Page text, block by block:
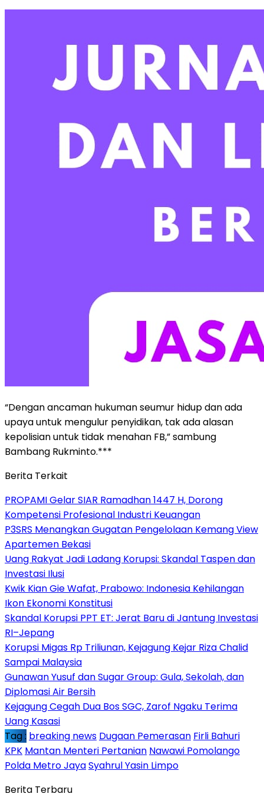
“Dengan ancaman hukuman seumur hidup dan ada
upaya untuk mengulur penyidikan, tak ada alasan
kepolisian untuk tidak menahan FB,” sambung
Bambang Rukminto.***
Berita Terkait
PROPAMI Gelar SIAR Ramadhan 1447 H, Dorong
Kompetensi Profesional Industri Keuangan
P3SRS Menangkan Gugatan Pengelolaan Kemang View
Apartemen Bekasi
Uang Rakyat Jadi Ladang Korupsi: Skandal Taspen dan
Investasi Ilusi
Kwik Kian Gie Wafat, Prabowo: Indonesia Kehilangan
Ikon Ekonomi Konstitusi
Skandal Korupsi PPT ET: Jerat Baru di Jantung Investasi
RI–Jepang
Korupsi Migas Rp Triliunan, Kejagung Kejar Riza Chalid
Sampai Malaysia
Gunawan Yusuf dan Sugar Group: Gula, Sekolah, dan
Diplomasi Air Bersih
Kejagung Cegah Dua Bos SGC, Zarof Ngaku Terima
Uang Kasasi
Tag : breaking news Dugaan Pemerasan Firli Bahuri
KPK Mantan Menteri Pertanian Nawawi Pomolango
Polda Metro JayaSyahrul Yasin Limpo
Berita Terbaru